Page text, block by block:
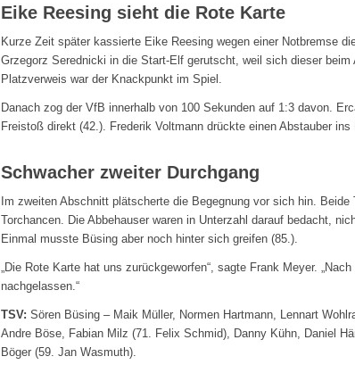
Eike Reesing sieht die Rote Karte
Kurze Zeit später kassierte Eike Reesing wegen einer Notbremse
Grzegorz Serednicki in die Start-Elf gerutscht, weil sich dieser beim
Platzverweis war der Knackpunkt im Spiel.
Danach zog der VfB innerhalb von 100 Sekunden auf 1:3 davon.
Freistoß direkt (42.). Frederik Voltmann drückte einen Abstauber ins
Schwacher zweiter Durchgang
Im zweiten Abschnitt plätscherte die Begegnung vor sich hin.
Torchancen. Die Abbehauser waren in Unterzahl darauf bedacht,
Einmal musste Büsing aber noch hinter sich greifen (85.).
„Die Rote Karte hat uns zurückgeworfen“, sagte Frank Meyer.
nachgelassen.“
TSV: Sören Büsing – Maik Müller, Normen Hartmann, Lennart
Andre Böse, Fabian Milz (71. Felix Schmid), Danny Kühn, Daniel
Böger (59. Jan Wasmuth).